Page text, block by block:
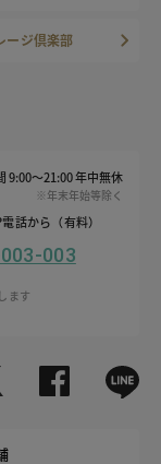
ージ倶楽部
9:00～21:00 年中無休
※年末年始等除く
話から（有料）
003
ます